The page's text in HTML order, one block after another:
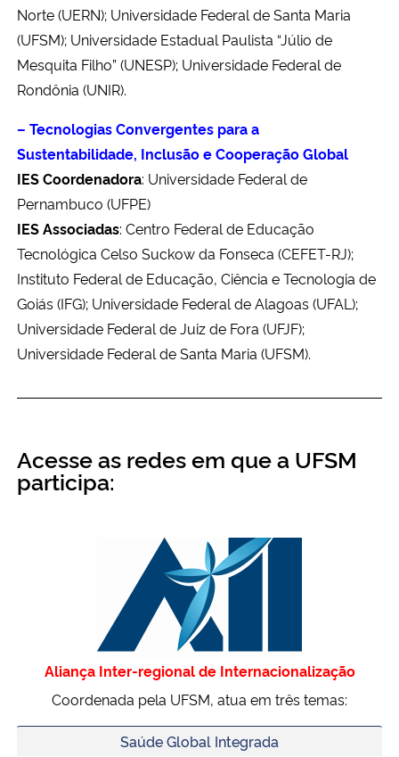
Secretaria de Governo
Gabinete de Segurança Institucional
Banco Central do Brasil
Planalto
Norte (UERN); Universidade Federal de Santa Maria
(UFSM); Universidade Estadual Paulista “Júlio de
Mesquita Filho” (UNESP); Universidade Federal de
Rondônia (UNIR).
– Tecnologias Convergentes para a
Sustentabilidade, Inclusão e Cooperação Global
IESCoordenadora: Universidade Federal de
Pernambuco (UFPE)
IES Associadas: Centro Federal de Educação
Tecnológica Celso Suckow da Fonseca (CEFET-RJ);
Instituto Federal de Educação, Ciência e Tecnologia de
Goiás (IFG); Universidade Federal de Alagoas (UFAL);
Universidade Federal de Juiz de Fora (UFJF);
Universidade Federal de Santa Maria (UFSM).
Acesse as redes em que a UFSM
participa:
Aliança Inter-regional de Internacionalização
Coordenada pela UFSM, atua em três temas:
Saúde Global Integrada